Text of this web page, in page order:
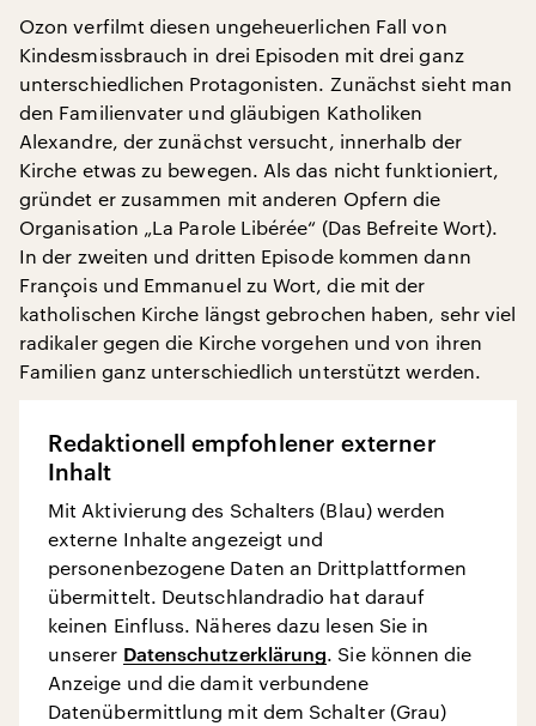
Ozon verfilmt diesen ungeheuerlichen Fall von
Kindesmissbrauch in drei Episoden mit drei ganz
unterschiedlichen Protagonisten. Zunächst sieht man
den Familienvater und gläubigen Katholiken
Alexandre, der zunächst versucht, innerhalb der
Kirche etwas zu bewegen. Als das nicht funktioniert,
gründet er zusammen mit anderen Opfern die
Organisation „La Parole Libérée“ (Das Befreite Wort).
In der zweiten und dritten Episode kommen dann
François und Emmanuel zu Wort, die mit der
katholischen Kirche längst gebrochen haben, sehr viel
radikaler gegen die Kirche vorgehen und von ihren
Familien ganz unterschiedlich unterstützt werden.
Redaktionell empfohlener externer
Inhalt
Mit Aktivierung des Schalters (Blau) werden
externe Inhalte angezeigt und
personenbezogene Daten an Drittplattformen
übermittelt. Deutschlandradio hat darauf
keinen Einfluss. Näheres dazu lesen Sie in
unserer Datenschutzerklärung. Sie können die
Anzeige und die damit verbundene
Datenübermittlung mit dem Schalter (Grau)